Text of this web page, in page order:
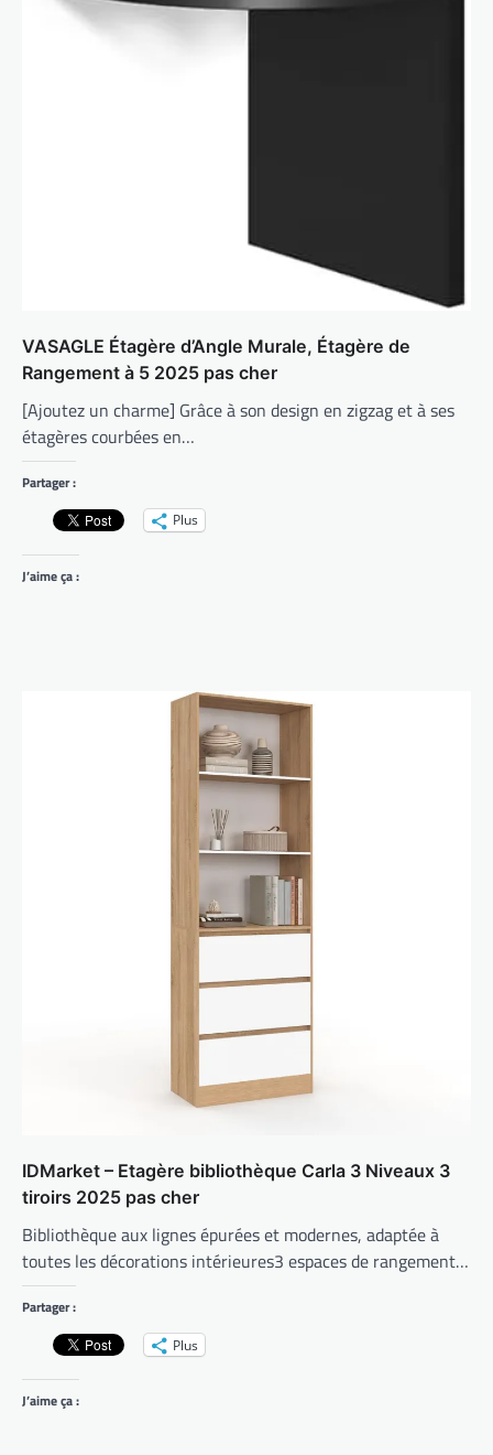
VASAGLE Étagère d’Angle Murale, Étagère de
Rangement à 5 2025 pas cher
[Ajoutez un charme] Grâce à son design en zigzag et à ses
étagères courbées en…
Partager :
Plus
J’aime ça :
IDMarket – Etagère bibliothèque Carla 3 Niveaux 3
tiroirs 2025 pas cher
Bibliothèque aux lignes épurées et modernes, adaptée à
toutes les décorations intérieures3 espaces de rangement…
Partager :
Plus
J’aime ça :